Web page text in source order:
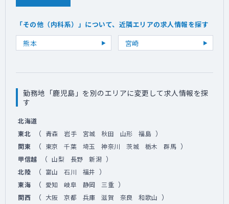
「その他（内科系）」について、近隣エリアの求人情報を探す
熊本
宮崎
勤務地「鹿児島」を別のエリアに変更して求人情報を探
す
北海道
東北
（ 青森 岩手 宮城 秋田 山形 福島 ）
関東 （ 東京 千葉 埼玉 神奈川 茨城 栃木 群馬 ）
甲信越 （ 山梨 長野 新潟 ）
北陸 （ 富山 石川 福井 ）
東海 （ 愛知 岐阜 静岡 三重 ）
関西 （ 大阪 京都 兵庫 滋賀 奈良 和歌山 ）